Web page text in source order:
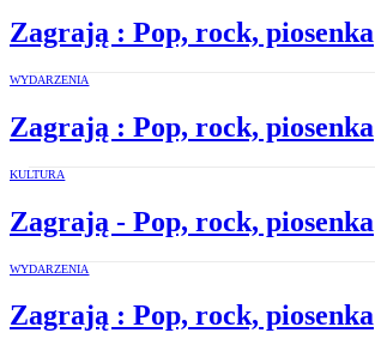
Zagrają : Pop, rock, piosenka
WYDARZENIA
Zagrają : Pop, rock, piosenka
KULTURA
Zagrają - Pop, rock, piosenka
WYDARZENIA
Zagrają : Pop, rock, piosenka